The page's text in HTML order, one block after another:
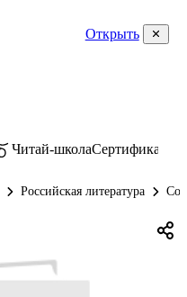
Открыть
Читай-школаСертификаты
Российская литература